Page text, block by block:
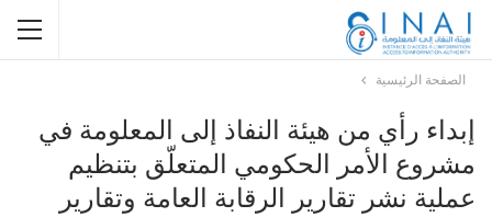
الصفحة الرئيسية
إبداء رأي من هيئة النفاذ إلى المعلومة في
مشروع الأمر الحكومي المتعلّق بتنظيم
عملية نشر تقارير الرقابة العامة وتقارير